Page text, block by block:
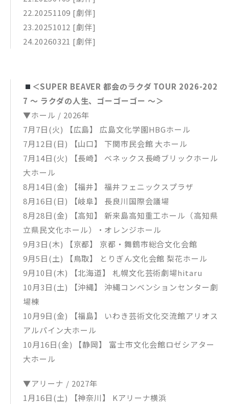
22.20251109 [劇伴]
23.20251012 [劇伴]
24.20260321 [劇伴]
＜SUPER BEAVER 都会のラクダ TOUR 2026-202
7 〜 ラクダの人生、ゴーゴーゴー 〜＞
▼ホール / 2026年
7月7日(火) 【広島】 広島文化学園HBGホール
7月12日(日) 【山口】 下関市民会館 大ホール
7月14日(火) 【長崎】 ベネックス長崎ブリックホール
大ホール
8月14日(金) 【福井】 福井フェニックスプラザ
8月16日(日) 【岐阜】 長良川国際会議場
8月28日(金) 【高知】 新来島高知重工ホール（高知県
立県民文化ホール）・オレンジホール
9月3日(木) 【京都】 京都・舞鶴市総合文化会館
9月5日(土) 【鳥取】 とりぎん文化会館 梨花ホール
9月10日(木) 【北海道】 札幌文化芸術劇場hitaru
10月3日(土) 【沖縄】 沖縄コンベンションセンター劇
場棟
10月9日(金) 【福島】 いわき芸術文化交流館アリオス
アルパイン大ホール
10月16日(金) 【静岡】 富士市文化会館ロゼシアター
大ホール
▼アリーナ / 2027年
1月16日(土) 【神奈川】 Kアリーナ横浜